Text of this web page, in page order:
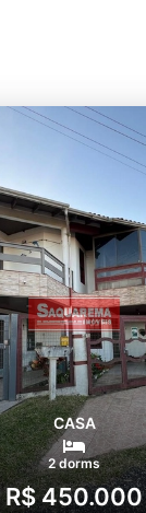
CASA
2 dorms
R$ 450.000